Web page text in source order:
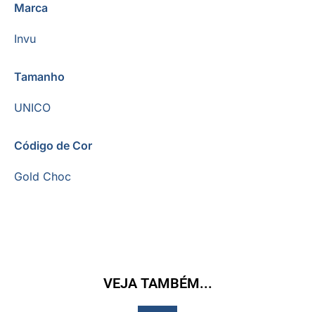
Marca
Invu
Tamanho
UNICO
Código de Cor
Gold Choc
VEJA TAMBÉM...